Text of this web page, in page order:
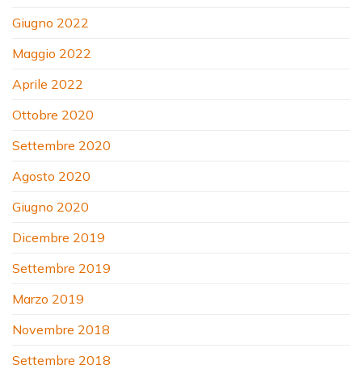
Giugno 2022
Maggio 2022
Aprile 2022
Ottobre 2020
Settembre 2020
Agosto 2020
Giugno 2020
Dicembre 2019
Settembre 2019
Marzo 2019
Novembre 2018
Settembre 2018